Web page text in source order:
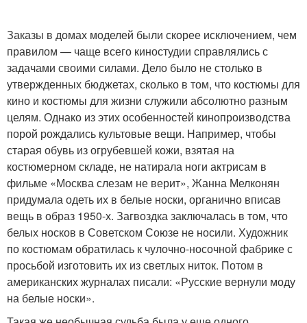
Заказы в домах моделей были скорее исключением, чем
правилом — чаще всего киностудии справлялись с
задачами своими силами. Дело было не столько в
утвержденных бюджетах, сколько в том, что костюмы для
кино и костюмы для жизни служили абсолютно разным
целям. Однако из этих особенностей кинопроизводства
порой рождались культовые вещи. Например, чтобы
старая обувь из огрубевшей кожи, взятая на
костюмерном складе, не натирала ноги актрисам в
фильме «Москва слезам не верит», Жанна Мелконян
придумала одеть их в белые носки, органично вписав
вещь в образ 1950-х. Загвоздка заключалась в том, что
белых носков в Советском Союзе не носили. Художник
по костюмам обратилась к чулочно-носочной фабрике с
просьбой изготовить их из светлых ниток. Потом в
американских журналах писали: «Русские вернули моду
на белые носки».